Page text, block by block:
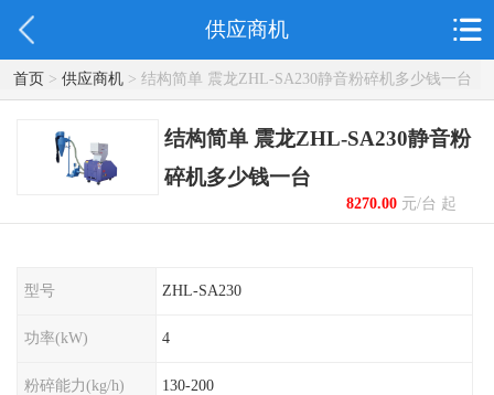
供应商机
首页> 供应商机> 结构简单 震龙ZHL-SA230静音粉碎机多少钱一台
结构简单 震龙ZHL-SA230静音粉
碎机多少钱一台
8270.00元/台 起
型号 ZHL-SA230
功率(kW) 4
粉碎能力(kg/h) 130-200